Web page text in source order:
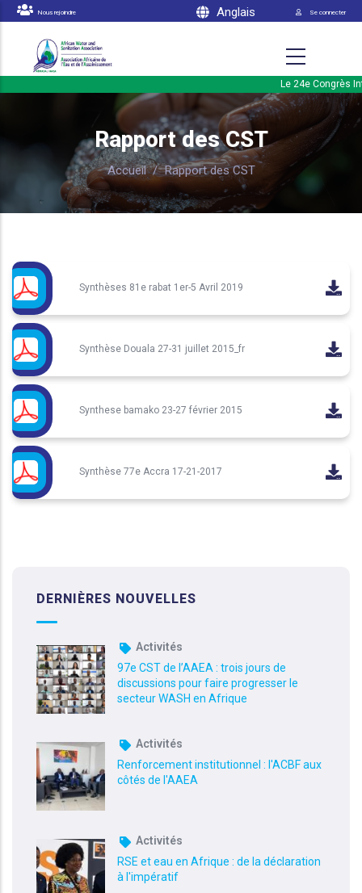
Aller au contenu principal
Nous rejoindre Anglais Menu
Se connecter
Le 24e Congrès
Rapport des CST
Accueil / Rapport des CST
Synthèses 81e rabat 1er-5 Avril 2019
Synthèse Douala 27-31 juillet 2015_fr
Synthese bamako 23-27 février 2015
Synthèse 77e Accra 17-21-2017
DERNIÈRES NOUVELLES
Activités
97e CST de l’AAEA : trois jours de
discussions pour faire progresser le
secteur WASH en Afrique
Activités
Renforcement institutionnel : l'ACBF aux
côtés de l'AAEA
Activités
RSE et eau en Afrique : de la déclaration
à l'impératif